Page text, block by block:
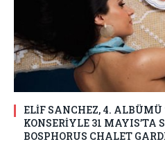
ELİF SANCHEZ, 4.
KONSERİYLE 31 MAYIS’TA
BOSPHORUS CHALET